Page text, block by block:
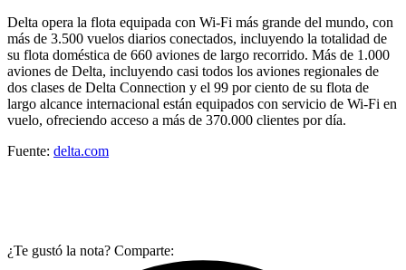
Delta opera la flota equipada con Wi-Fi más grande del mundo, con
más de 3.500 vuelos diarios conectados, incluyendo la totalidad de
su flota doméstica de 660 aviones de largo recorrido. Más de 1.000
aviones de Delta, incluyendo casi todos los aviones regionales de
dos clases de Delta Connection y el 99 por ciento de su flota de
largo alcance internacional están equipados con servicio de Wi-Fi en
vuelo, ofreciendo acceso a más de 370.000 clientes por día.
Fuente: delta.com
¿Te gustó la nota? Comparte: